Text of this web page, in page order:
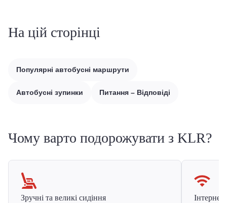
На цій сторінці
Популярні автобусні маршрути
Автобусні зупинки Питання – Відповіді
Чому варто подорожувати з KLR?
Зручні та великі сидіння
Інтернет